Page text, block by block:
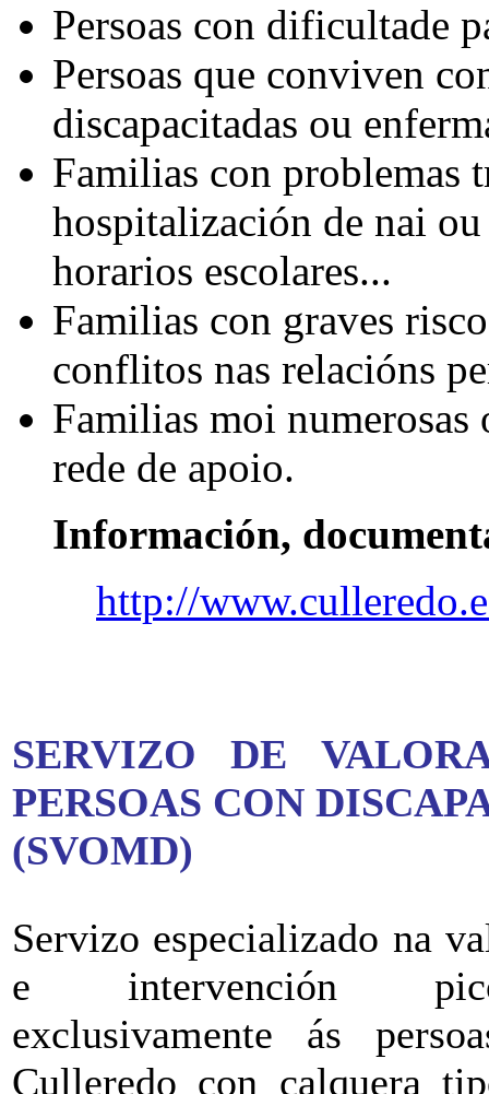
Persoas con dificultade
Persoas que conviven
discapacitadas ou
Familias con problemas
hospitalización de nai
horarios escolares...
Familias con graves
conflitos nas relacións
Familias moi numerosas
rede de apoio.
Información,
http://
SERVIZO DE
PERSOAS CON
(SVOMD)
Servizo especializado na
e intervención
exclusivamente ás
Culleredo con calquera